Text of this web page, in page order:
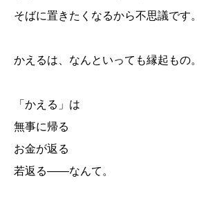
そばに置きたくなるから不思議です。
かえるは、なんといっても縁起もの。
「かえる」は
無事に帰る
お金が返る
若返る――なんて。